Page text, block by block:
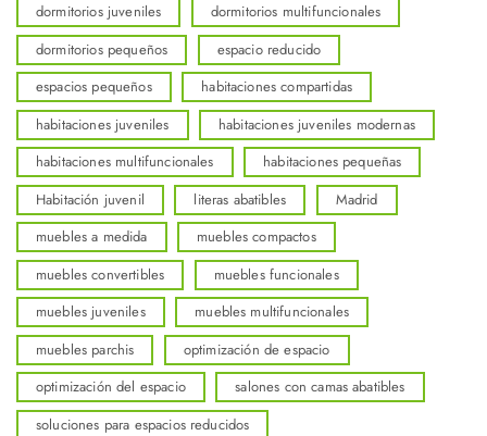
dormitorios juveniles
dormitorios multifuncionales
dormitorios pequeños
espacio reducido
espacios pequeños
habitaciones compartidas
habitaciones juveniles
habitaciones juveniles modernas
habitaciones multifuncionales
habitaciones pequeñas
Habitación juvenil
literas abatibles
Madrid
muebles a medida
muebles compactos
muebles convertibles
muebles funcionales
muebles juveniles
muebles multifuncionales
muebles parchis
optimización de espacio
optimización del espacio
salones con camas abatibles
soluciones para espacios reducidos